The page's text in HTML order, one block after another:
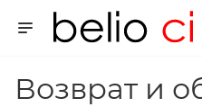
Возврат и